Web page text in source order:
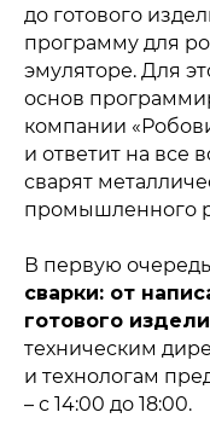
до готового
программу для
эмуляторе. Для
основ
компании
и ответит на все
сварят
промышленного
В первую
сварки: от
готового
техническим
и технологам
– с 14:00 до 18:00.
© 2015-2026 НАУРР. Все права
материалов ссылка на
Политика конфиденциальности
При использовании материалов
обязательна